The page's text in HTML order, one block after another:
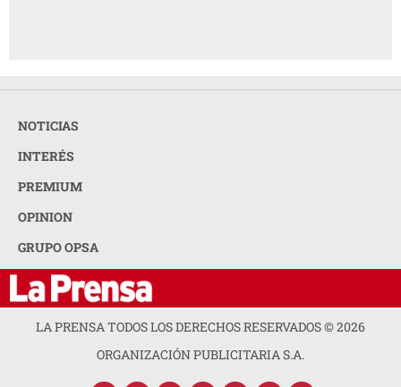
NOTICIAS
INTERÉS
PREMIUM
OPINION
GRUPO OPSA
LA PRENSA TODOS LOS DERECHOS RESERVADOS ©2026
ORGANIZACIÓN PUBLICITARIA S.A.